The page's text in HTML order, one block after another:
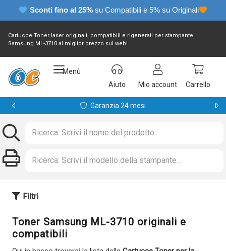
Sconti fino al 25% su Compatibili e 5% su Originali
Cartucce Toner laser originali, compatibili e rigenerati per stampante
Samsung ML-3710 al miglior prezzo sul web!
Menù
Aiuto
Mio account Carrello
Garanzia 24 mesi
Filtri
Toner Samsung ML-3710 originali e
compatibili